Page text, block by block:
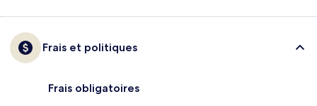
Frais et politiques
Frais obligatoires